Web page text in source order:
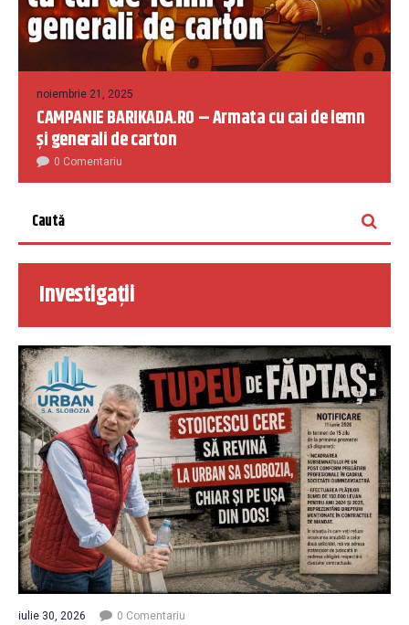
noiembrie 21, 2025
CAMPANIE BARIKADA.RO – Armata cu cai de lemn
și generali de carton
0 Comentariu
Investigații
iulie 30, 2026 0 Comentariu